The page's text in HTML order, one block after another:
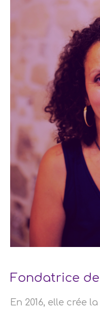
Fondatrice
En 2016, elle crée